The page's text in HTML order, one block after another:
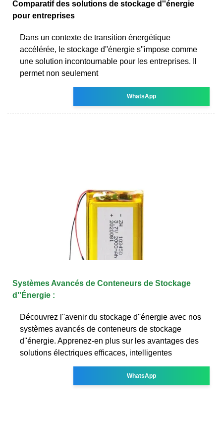
Comparatif des solutions de stockage d''énergie
pour entreprises
Dans un contexte de transition énergétique
accélérée, le stockage d''énergie s''impose comme
une solution incontournable pour les entreprises. Il
permet non seulement
WhatsApp
Systèmes Avancés de Conteneurs de Stockage
d''Énergie :
Découvrez l''avenir du stockage d''énergie avec nos
systèmes avancés de conteneurs de stockage
d''énergie. Apprenez-en plus sur les avantages des
solutions électriques efficaces, intelligentes
WhatsApp